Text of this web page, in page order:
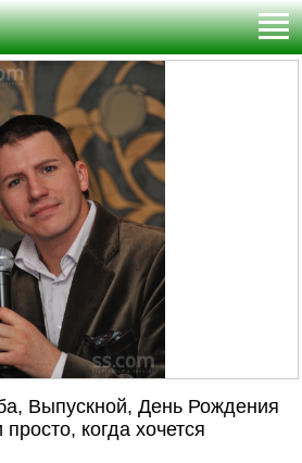
Выпускной, День Рождения
когда хочется